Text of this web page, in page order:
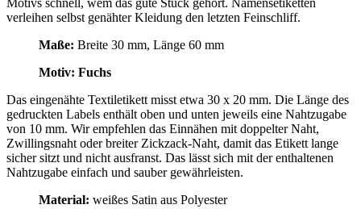
verleihen selbst genähter Kleidung den letzten Feinschliff.
Maße: Breite 30 mm, Länge 60 mm
Motiv: Fuchs
Das eingenähte Textiletikett misst etwa 30 x 20 mm. Die Länge des
gedruckten Labels enthält oben und unten jeweils eine Nahtzugabe
von 10 mm. Wir empfehlen das Einnähen mit doppelter Naht,
Zwillingsnaht oder breiter Zickzack-Naht, damit das Etikett lange
sicher sitzt und nicht ausfranst. Das lässt sich mit der enthaltenen
Nahtzugabe einfach und sauber gewährleisten.
Material: weißes Satin aus Polyester